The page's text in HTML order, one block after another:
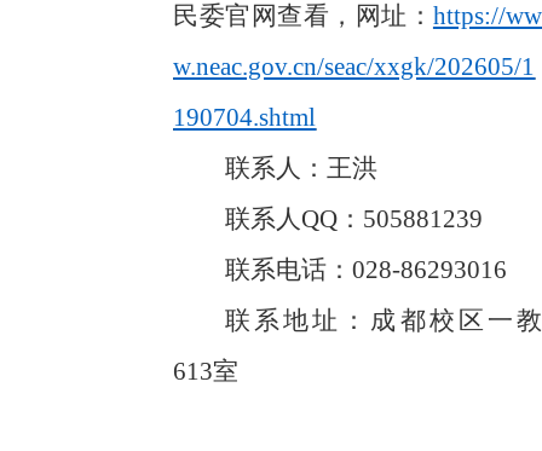
民委官网查看，网址： https://ww
w.neac.gov.cn/seac/xxgk/202605/1
190704.shtml
联系人：王洪
联系人QQ：505881239
联系电话：028-86293016
联系地址：成都校区一教
613室